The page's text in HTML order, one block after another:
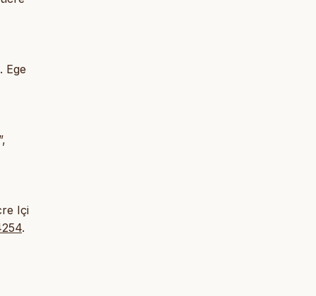
Ege
Içi
.